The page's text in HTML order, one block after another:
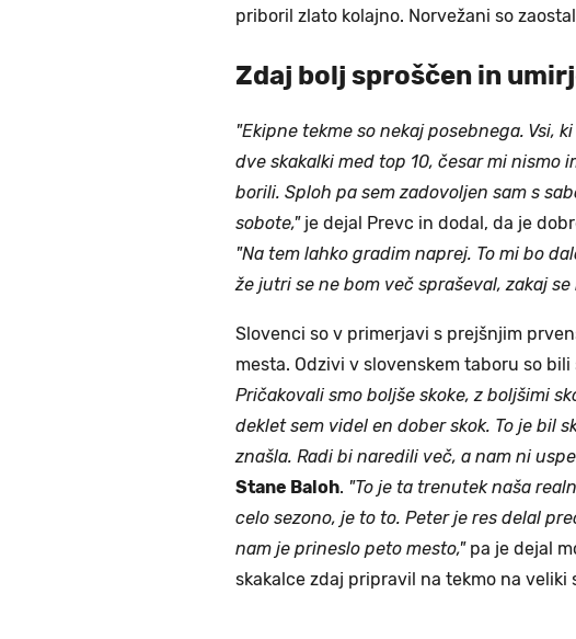
priboril zlato kolajno. Norvežani so
Zdaj bolj sproščen in
"Ekipne tekme so nekaj posebnega. Vsi,
dve skakalki med top 10, česar mi nismo
borili. Sploh pa sem zadovoljen sam s
sobote,"je dejal Prevc in dodal, da je
"Na tem lahko gradim naprej. To mi bo
že jutri se ne bom več spraševal, zakaj se
Slovenci so v primerjavi s prejšnjim
mesta. Odzivi v slovenskem taboru so
Pričakovali smo boljše skoke, z boljšimi
deklet sem videl en dober skok. To je bil
znašla. Radi bi naredili več, a nam ni
Stane Baloh. "To je ta trenutek naša
celo sezono, je to to. Peter je res delal
nam je prineslo peto mesto,"pa je dejal
skakalce zdaj pripravil na tekmo na veliki